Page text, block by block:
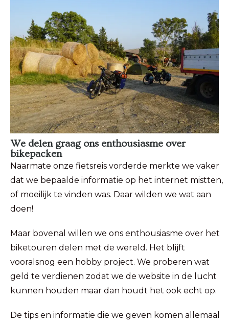
We delen graag ons enthousiasme over
bikepacken
Naarmate onze fietsreis vorderde merkte we vaker
dat we bepaalde informatie op het internet mistten,
of moeilijk te vinden was. Daar wilden we wat aan
doen!
Maar bovenal willen we ons enthousiasme over het
biketouren delen met de wereld. Het blijft
vooralsnog een hobby project. We proberen wat
geld te verdienen zodat we de website in de lucht
kunnen houden maar dan houdt het ook echt op.
De tips en informatie die we geven komen allemaal